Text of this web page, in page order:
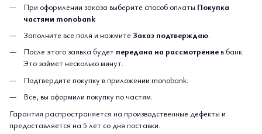
При оформлении заказа выберите способ оплаты Покупка
частями monobank
Заполните все поля и нажмите Заказ подтверждаю.
После этого заявка будет передана на рассмотрениев банк.
Это займет несколько минут.
Подтвердите покупку в приложении monobank.
Все, вы оформили покупку по частям.
Гарантия распространяется на производственные дефекты и
предоставляется на 5 лет со дня поставки.